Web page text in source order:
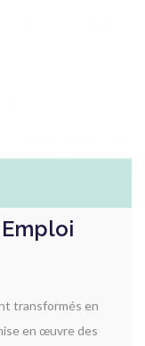
transformés en
en œuvre des